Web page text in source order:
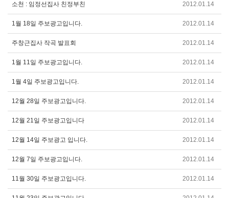
소천 : 임정선집사 친정부친 2012.01.14
1월 18일 주보광고입니다. 2012.01.14
주창근집사 작곡 발표회 2012.01.14
1월 11일 주보광고입니다. 2012.01.14
1월 4일 주보광고입니다. 2012.01.14
12월 28일 주보광고입니다. 2012.01.14
12월 21일 주보광고입니다 2012.01.14
12월 14일 주보광고 입니다. 2012.01.14
12월 7일 주보광고입니다. 2012.01.14
11월 30일 주보광고입니다. 2012.01.14